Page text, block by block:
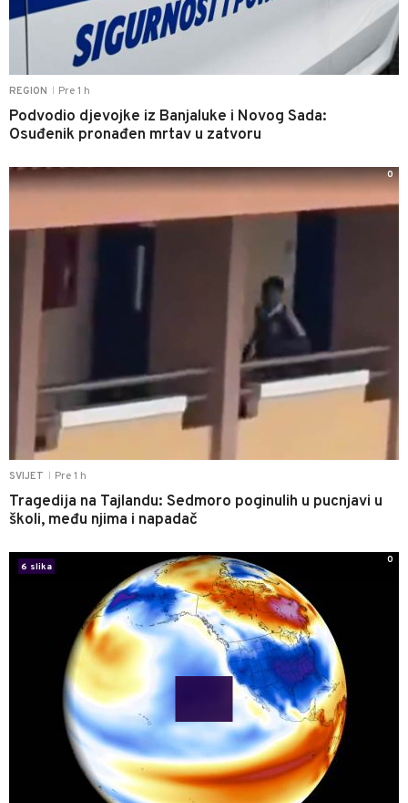
REGION Pre 1 h
Podvodio djevojke iz Banjaluke i Novog Sada:
Osuđenik pronađen mrtav u zatvoru
SVIJET Pre 1 h
Tragedija na Tajlandu: Sedmoro poginulih u pucnjavi u
školi, među njima i napadač
0
6 slika
0